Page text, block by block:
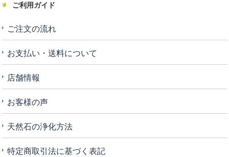
ご利用ガイド
ご注文の流れ
お支払い・送料について
店舗情報
お客様の声
天然石の浄化方法
特定商取引法に基づく表記